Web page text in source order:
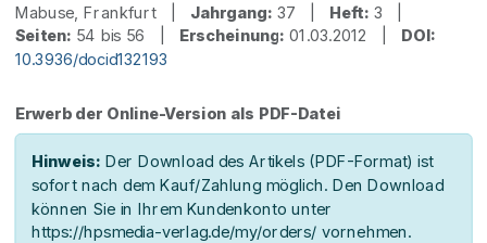
Mabuse, Frankfurt | Jahrgang: 37 | Heft: 3 |
Seiten: 54 bis 56 | Erscheinung: 01.03.2012 | DOI:
10.3936/docid132193
Erwerb der Online-Version als PDF-Datei
Hinweis: Der Download des Artikels (PDF-Format) ist
sofort nach dem Kauf/Zahlung möglich. Den Download
können Sie in Ihrem Kundenkonto unter
https://hpsmedia-verlag.de/my/orders/ vornehmen.